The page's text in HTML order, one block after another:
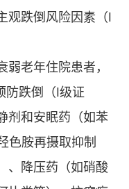
观跌倒风险因素（Ⅰ
老年住院患者，
跌倒（Ⅰ级证
剂和安眠药（如苯
色胺再摄取抑制
、降压药（如硝酸